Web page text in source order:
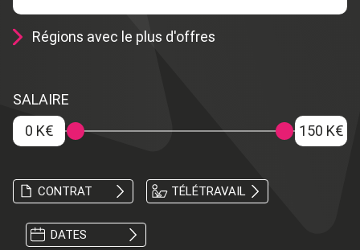
Régions avec le plus d'offres
SALAIRE
0 K€
150 K€
CONTRAT TÉLÉTRAVAIL
DATES